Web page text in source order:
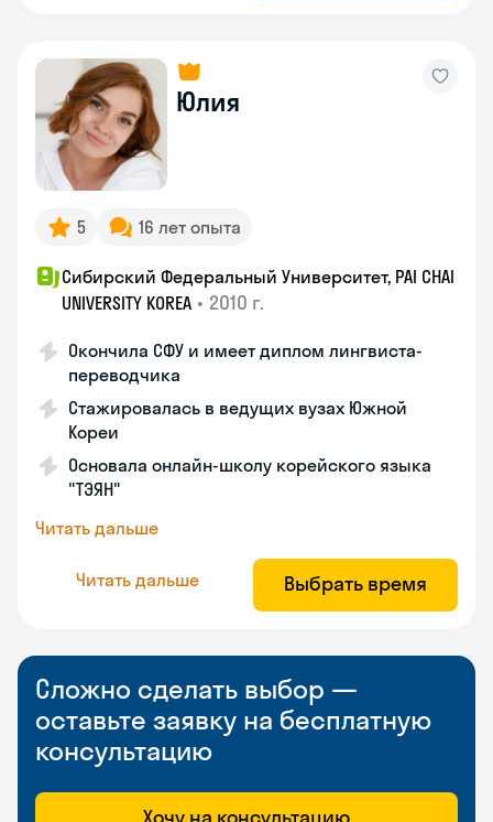
Юлия
5 16 лет опыта
Сибирский Федеральный Университет, PAI CHAI
UNIVERSITY KOREA • 2010 г.
Окончила СФУ и имеет диплом лингвиста-
переводчика
Стажировалась в ведущих вузах Южной
Кореи
Основала онлайн-школу корейского языка
"ТЭЯН"
Читать дальше
Читать дальше Выбрать время
Сложно сделать выбор —
оставьте заявку на бесплатную
консультацию